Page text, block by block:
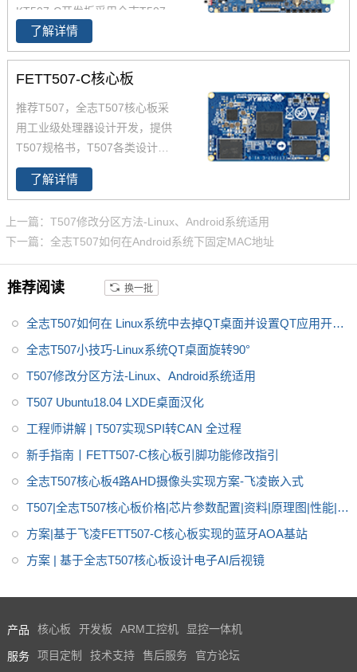
KT507-C开发板采用全志T507
四核工业级处理器 T507设计开
发，Cortex-A53架构，工业级宽
温，性能强，低功耗，是一款高
的开发设计资料，提供产品规格
书，软硬件手册等，全志的T507
适用于车载电子、电力、医疗、
工业控制、物联网、智能终端等
领域。
了解详情
FETT507-C核心板
推荐T507，全志T507核心板采
用工业级处理器设计开发，提供
T507规格书，T507各类设计资
料。FETT507-C核心板集成全志
T507四核工业级处理器设计开
Hz，集成G31 GPU，内存2GB D
DR3L，存储8GB eMMC。整板
工业级运行温宽，支持绝大部分
当前流行的视频及图片格式解
性能、低功耗以及丰富的用户接
口等优势，搭载Linux、Androi
制、物联网、智能终端等领域
了解详情
上一篇：T507修改分区方法-Linux、Android系统适用
下一篇：全志T507如何在Android系统下固定MAC地址
推荐阅读 换一批
全志T507如何在 Linux系统中去掉QT桌面并设置QT应用开机
自启-飞凌知识库
全志T507小技巧-Linux系统QT桌面旋转90°
T507修改分区方法-Linux、Android系统适用
T507 Ubuntu18.04 LXDE桌面汉化
工程师讲解 | T507实现SPI转CAN 全过程
新手指南丨FETT507-C核心板引脚功能修改指引
全志T507核心板4路AHD摄像头实现方案-飞凌嵌入式
T507|全志T507核心板价格|芯片参数配置|资料|原理图|性能|功
耗-飞凌
方案|基于飞凌FETT507-C核心板实现的蓝牙AOA基站
方案 | 基于全志T507核心板设计电子AI后视镜
产品 核心板 开发板 ARM工控机 显控一体机
服务 项目定制 技术支持 售后服务 官方论坛